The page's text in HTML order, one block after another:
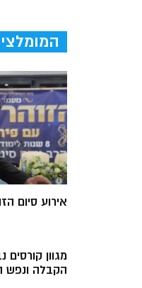
אירוע סיום
מגוון קורסים
הקבלה ונפש